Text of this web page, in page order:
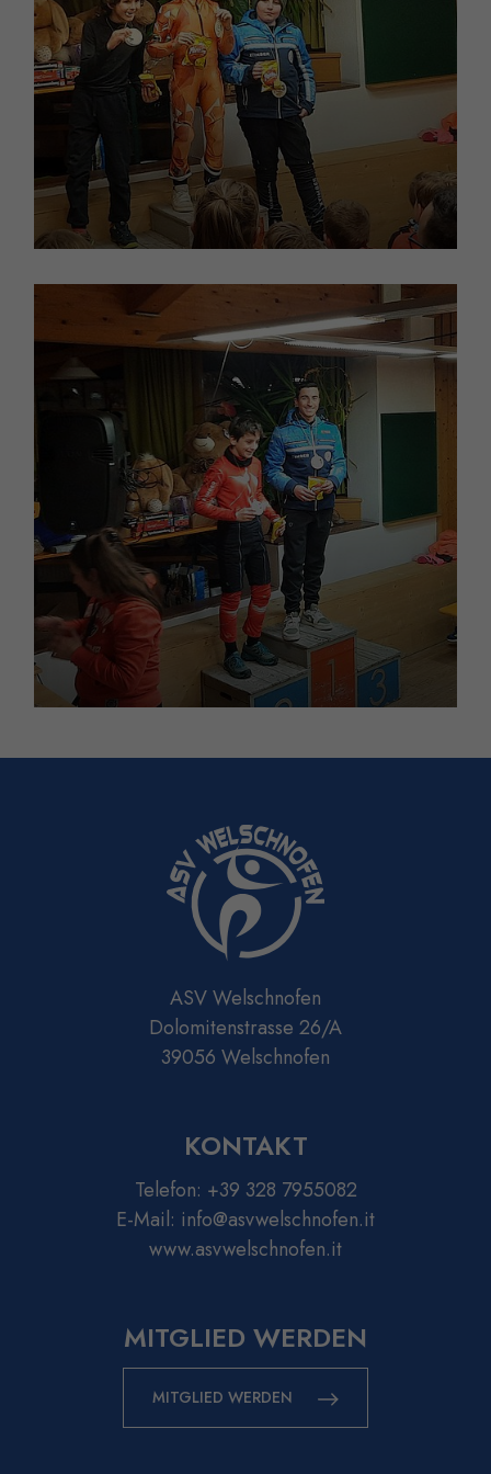
ASV Welschnofen
Dolomitenstrasse 26/A
39056 Welschnofen
KONTAKT
Telefon: +39 328 7955082
E-Mail: info@asvwelschnofen.it
www.asvwelschnofen.it
MITGLIED WERDEN
MITGLIED WERDEN